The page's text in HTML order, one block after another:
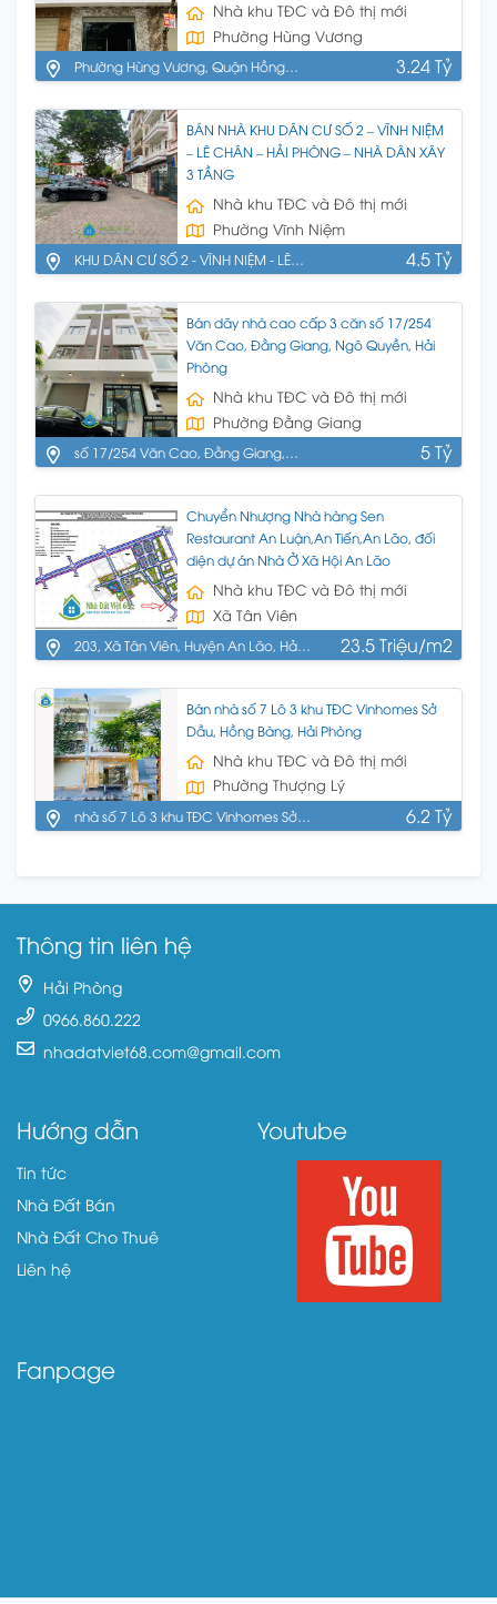
Nhà khu TĐC và Đô thị mới
Phường Hùng Vương
Phường Hùng Vương, Quận Hồng
3.24 Tỷ
BÁN NHÀ KHU DÂN CƯ SỐ 2 – VĨNH NIỆM
– LÊ CHÂN – HẢI PHÒNG – NHÀ DÂN XÂY
3 TẦNG
Nhà khu TĐC và Đô thị mới
Phường Vĩnh Niệm
KHU DÂN CƯ SỐ 2 - VĨNH NIỆM - LÊ
4.5 Tỷ
Bán dãy nhà cao cấp 3 căn số 17/254
Văn Cao, Đằng Giang, Ngô Quyền, Hải
Phòng
Nhà khu TĐC và Đô thị mới
Phường Đằng Giang
số 17/254 Văn Cao, Đằng Giang,
5 Tỷ
Chuyển Nhượng Nhà hàng Sen
Restaurant An Luận,An Tiến,An Lão, đối
diện dự án Nhà Ở Xã Hội An Lão
Nhà khu TĐC và Đô thị mới
Xã Tân Viên
203, Xã Tân Viên, Huyện An Lão, Hải
23.5 Triệu/m2
Bán nhà số 7 Lô 3 khu TĐC Vinhomes Sở
Dầu, Hồng Bàng, Hải Phòng
Nhà khu TĐC và Đô thị mới
Phường Thượng Lý
nhà số 7 Lô 3 khu TĐC Vinhomes Sở
6.2 Tỷ
Thông tin liên hệ
Hải Phòng
0966.860.222
nhadatviet68.com@gmail.com
Hướng dẫn
Tin tức
Nhà Đất Bán
Nhà Đất Cho Thuê
Liên hệ
Youtube
Fanpage